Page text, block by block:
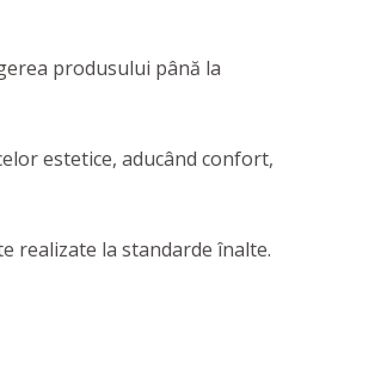
produsului până la
estetice, aducând confort,
realizate la standarde înalte.